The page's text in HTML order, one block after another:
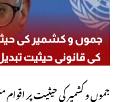
جموں و کشمیر کی حیثیت پر اقوام